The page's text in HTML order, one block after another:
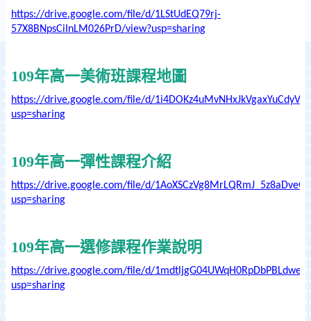
https://drive.google.com/file/d/1LStUdEQ79rj-
57X8BNpsCiInLM026PrD/view?usp=sharing
109年高一美術班課程地圖
https://drive.google.com/file/d/
usp=sharing
109年高一彈性課程介紹
https://drive.google.com/file/d/
usp=sharing
109年高一選修課程作業說明
https://drive.google.com/file/d/
usp=sharing